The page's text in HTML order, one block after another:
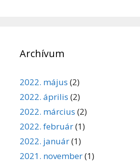
Archívum
2022. május (2)
2022. április (2)
2022. március (2)
2022. február(1)
2022. január(1)
2021. november(1)